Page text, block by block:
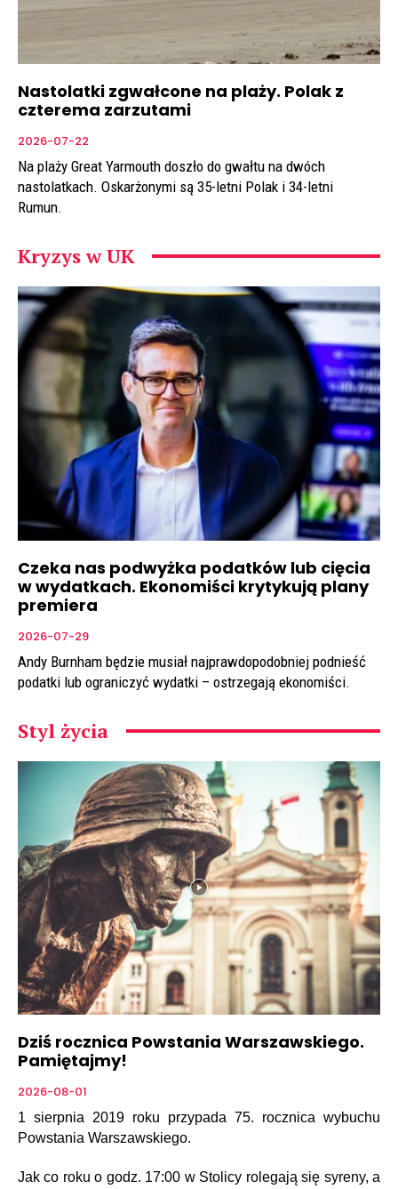
Nastolatki zgwałcone na plaży. Polak z
czterema zarzutami
2026-07-22
Na plaży Great Yarmouth doszło do gwałtu na dwóch
nastolatkach. Oskarżonymi są 35-letni Polak i 34-letni
Rumun.
Kryzys w UK
Czeka nas podwyżka podatków lub cięcia
w wydatkach. Ekonomiści krytykują plany
premiera
2026-07-29
Andy Burnham będzie musiał najprawdopodobniej podnieść
podatki lub ograniczyć wydatki – ostrzegają ekonomiści.
Styl życia
Dziś rocznica Powstania Warszawskiego.
Pamiętajmy!
2026-08-01
1 sierpnia 2019 roku przypada 75. rocznica wybuchu
Powstania Warszawskiego.
Jak co roku o godz. 17:00 w Stolicy rolegają się syreny, a